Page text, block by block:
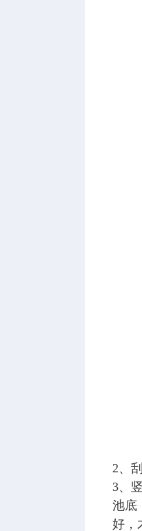
2、
3、
池底
好，